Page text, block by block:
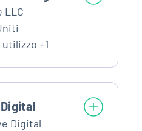
LLC
+1
Digital